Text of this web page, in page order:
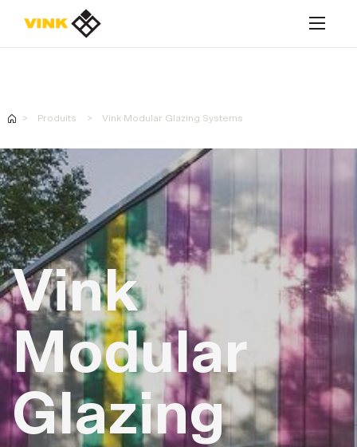
Contactez-nous
Solutions
Produits
Réalisations
Contactez-nous
Produits Vink Modular Glazing Systems
Vink
Modular
Glazing